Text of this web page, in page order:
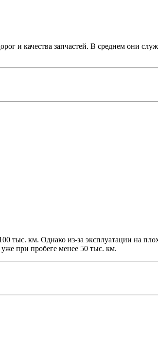
и качества запчастей. В среднем они
км. Однако из-за эксплуатации на
при пробеге менее 50 тыс. км.